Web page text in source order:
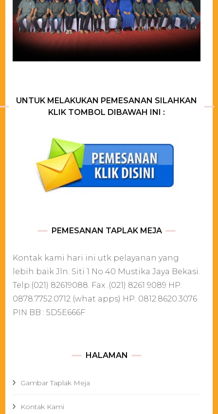
UNTUK MELAKUKAN PEMESANAN SILAHKAN
KLIK TOMBOL DIBAWAH INI :
PEMESANAN TAPLAK MEJA
Kontak kami hari ini utk pelayanan yang
lebih baik Jln. Siti 1 No 40 Mustika Jaya Bekasi.
Telp.(021) 82619088. Fax .(021) 8261 9089 HP.
0878.7752.0712 (what apps) HP. 0812.8620.3076
PIN BB : 5D5E666F
HALAMAN
Gambar Taplak Meja
Kontak Kami